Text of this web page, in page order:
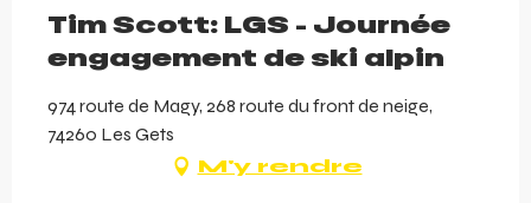
Tim Scott: LGS - Journée
engagement de ski alpin
974 route de Magy, 268 route du front de neige,
74260 Les Gets
M'y rendre